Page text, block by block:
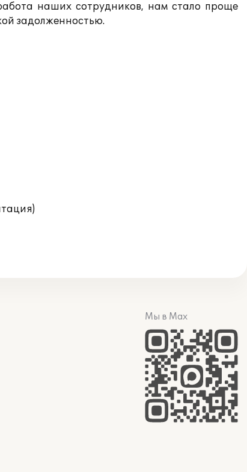
наших сотрудников, нам стало проще
задолженностью.
Мы в Max